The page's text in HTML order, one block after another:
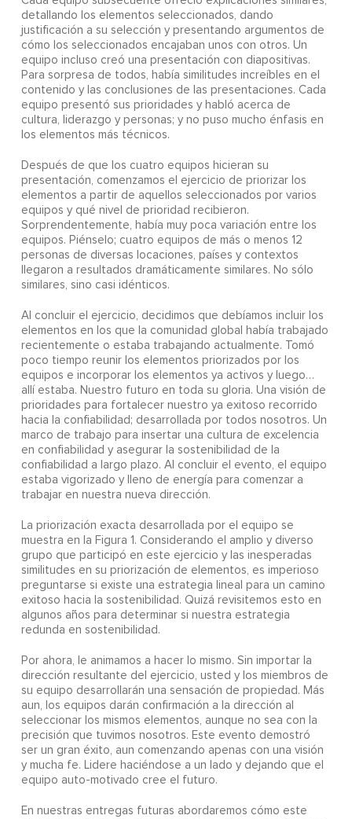
detallando los elementos seleccionados, dando
justificación a su selección y presentando argumentos de
cómo los seleccionados encajaban unos con otros. Un
equipo incluso creó una presentación con diapositivas.
Para sorpresa de todos, había similitudes increíbles en el
contenido y las conclusiones de las presentaciones. Cada
equipo presentó sus prioridades y habló acerca de
cultura, liderazgo y personas; y no puso mucho énfasis en
los elementos más técnicos.
Después de que los cuatro equipos hicieran su
presentación, comenzamos el ejercicio de priorizar los
elementos a partir de aquellos seleccionados por varios
equipos y qué nivel de prioridad recibieron.
Sorprendentemente, había muy poca variación entre los
equipos. Piénselo; cuatro equipos de más o menos 12
personas de diversas locaciones, países y contextos
llegaron a resultados dramáticamente similares. No sólo
similares, sino casi idénticos.
Al concluir el ejercicio, decidimos que debíamos incluir los
elementos en los que la comunidad global había trabajado
recientemente o estaba trabajando actualmente. Tomó
poco tiempo reunir los elementos priorizados por los
equipos e incorporar los elementos ya activos y luego…
allí estaba. Nuestro futuro en toda su gloria. Una visión de
prioridades para fortalecer nuestro ya exitoso recorrido
hacia la confiabilidad; desarrollada por todos nosotros. Un
marco de trabajo para insertar una cultura de excelencia
en confiabilidad y asegurar la sostenibilidad de la
confiabilidad a largo plazo. Al concluir el evento, el equipo
estaba vigorizado y lleno de energía para comenzar a
trabajar en nuestra nueva dirección.
La priorización exacta desarrollada por el equipo se
muestra en la Figura 1. Considerando el amplio y diverso
grupo que participó en este ejercicio y las inesperadas
similitudes en su priorización de elementos, es imperioso
preguntarse si existe una estrategia lineal para un camino
exitoso hacia la sostenibilidad. Quizá revisitemos esto en
algunos años para determinar si nuestra estrategia
redunda en sostenibilidad.
Por ahora, le animamos a hacer lo mismo. Sin importar la
dirección resultante del ejercicio, usted y los miembros de
su equipo desarrollarán una sensación de propiedad. Más
aun, los equipos darán confirmación a la dirección al
seleccionar los mismos elementos, aunque no sea con la
precisión que tuvimos nosotros. Este evento demostró
ser un gran éxito, aun comenzando apenas con una visión
y mucha fe. Lidere haciéndose a un lado y dejando que el
equipo auto-motivado cree el futuro.
En nuestras entregas futuras abordaremos cómo este